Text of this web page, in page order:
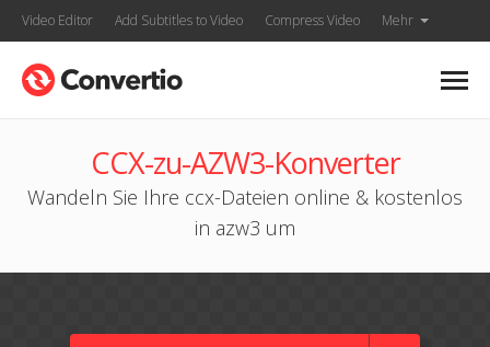
Video Editor Add Subtitles to Video Compress Video Mehr
CCX-zu-AZW3-Konverter
Wandeln Sie Ihre ccx-Dateien online & kostenlos
in azw3 um